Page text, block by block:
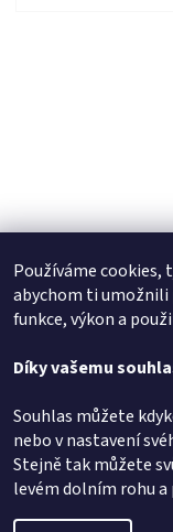
Používáme cookies,
abychom ti umožnili
funkce, výkon a
Díky vašemu
Souhlas můžete
nebo v nastavení
Stejně tak můžete
levém dolním rohu